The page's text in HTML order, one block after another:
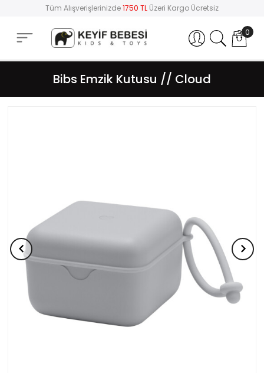
Tüm Alışverişlerinizde1750 TL Üzeri Kargo Ücretsiz
Hesabım 0
Bibs Emzik Kutusu // Cloud